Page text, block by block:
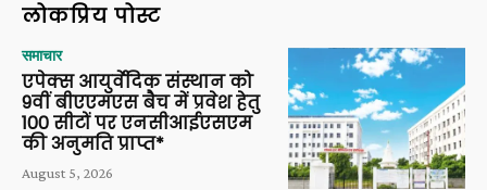
लोकप्रिय पोस्ट
समाचार
एपेक्स आयुर्वेदिक संस्थान को
9वीं बीएएमएस बैच में प्रवेश हेतु
100 सीटों पर एनसीआईएसएम
की अनुमति प्राप्त*
August 5, 2026